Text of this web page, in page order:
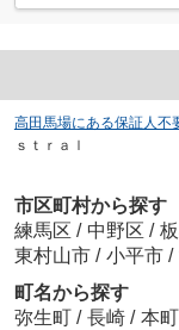
高田馬場にある保証人不
ｓｔｒａｌ
市区町村から探す
練馬区 / 中野区 /
東村山市 / 小平市 /
町名から探す
弥生町 / 長崎 / 本町